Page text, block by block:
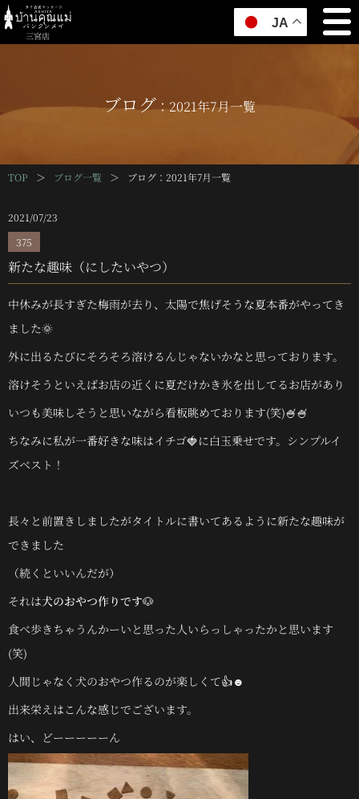
三宮店
ブログ：2021年7月一覧
TOP ＞ ブログ一覧 ＞ ブログ ：2021年7月一覧
2021/07/23
375
新たな趣味（にしたいやつ）
中休みが長すぎた梅雨が去り、太陽で焦げそうな夏本番がやってき
ました🌞
外に出るたびにそろそろ溶けるんじゃないかなと思っております。
溶けそうといえばお店の近くに夏だけかき氷を出してるお店があり
いつも美味しそうと思いながら看板眺めております(笑)🍧🍧
ちなみに私が一番好きな味はイチゴ🍓に白玉乗せです。シンプルイ
ズベスト！
長々と前置きしましたがタイトルに書いてあるように新たな趣味が
できました
（続くといいんだが）
それは犬のおやつ作りです🐶
食べ歩きちゃうんかーいと思った人いらっしゃったかと思います
(笑)
人間じゃなく犬のおやつ作るのが楽しくて👍☻
出来栄えはこんな感じでございます。
はい、どーーーーーん
JA